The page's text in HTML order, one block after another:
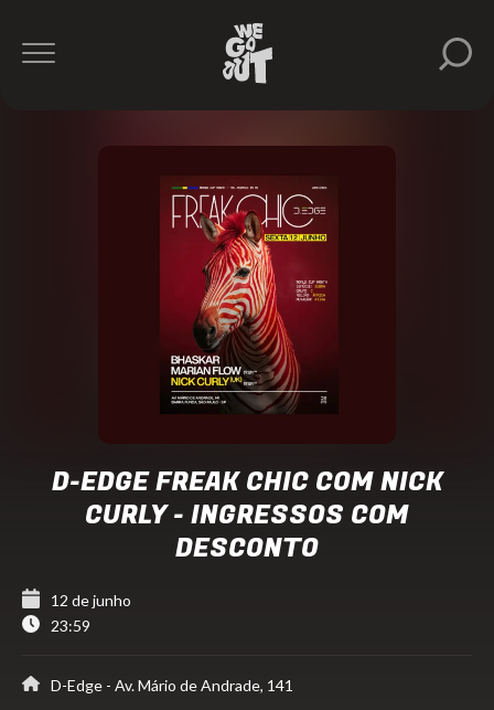
Bhaskar
D-EDGE FREAK CHIC COM NICK
CURLY - INGRESSOS COM
DESCONTO
12 de junho
23:59
D-Edge - Av. Mário de Andrade, 141